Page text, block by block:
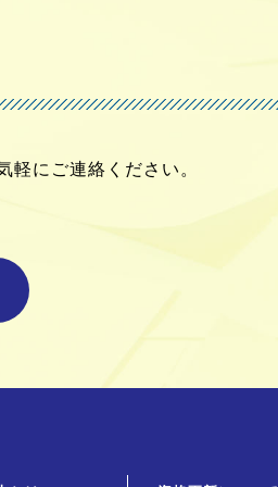
軽にご連絡ください。